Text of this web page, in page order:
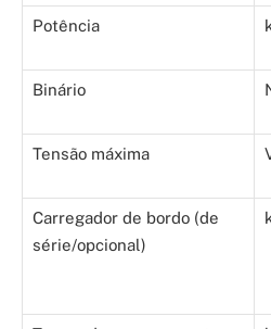
Potência
Binário
Tensão máxima
Carregador de bordo (de
série/opcional)